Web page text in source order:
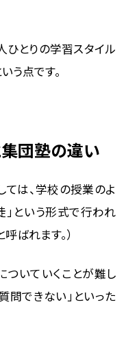
とりの学習スタイル
う点です。
集団塾の違い
は、学校の授業のよ
」という形式で行われ
ばれます。）
ついていくことが難し
問できない」といった